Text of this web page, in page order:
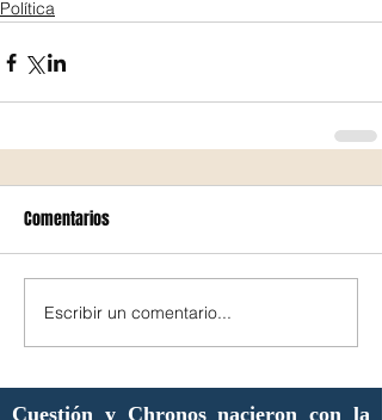
Política
Comentarios
Escribir un comentario...
Cuestión y Chronos nacieron con la